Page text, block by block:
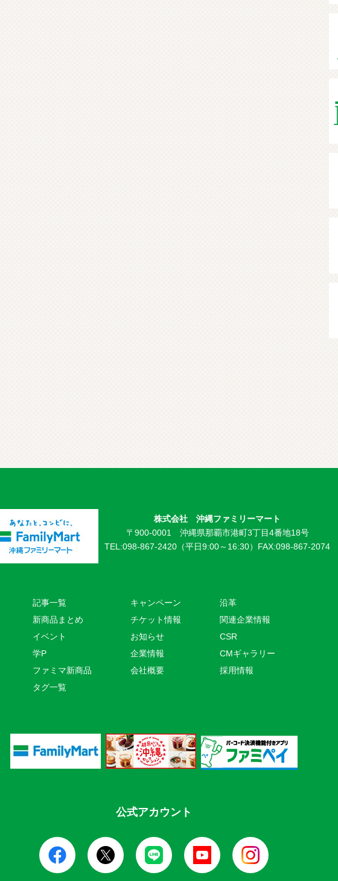
株式会社 沖縄ファミリーマート
〒900-0001 沖縄県那覇市港町3丁目4番地18号
TEL:098-867-2420（平日9:00～16:30） FAX:098-867-2074
記事一覧
新商品まとめ
イベント
学P
ファミマ新商品
タグ一覧
キャンペーン
チケット情報
お知らせ
企業情報
会社概要
沿革
関連企業情報
CSR
CMギャラリー
採用情報
公式アカウント